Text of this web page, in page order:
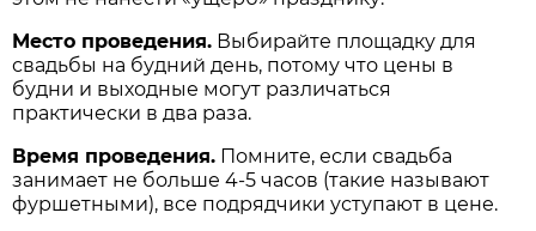
Место проведения. Выбирайте площадку для
свадьбы на будний день, потому что цены в
будни и выходные могут различаться
практически в два раза.
Время проведения. Помните, если свадьба
занимает не больше 4-5 часов (такие называют
фуршетными), все подрядчики уступают в цене.